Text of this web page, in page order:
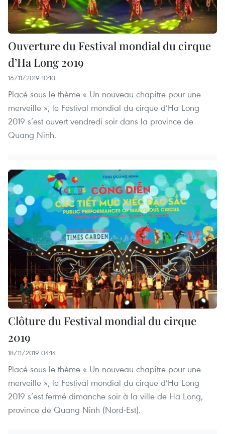
Ouverture du Festival mondial du cirque
d’Ha Long 2019
16/11/2019 10:10
Placé sous le thème « Un nouveau chapitre pour une
merveille », le Festival mondial du cirque d’Ha Long
2019 s’est ouvert vendredi soir dans la province de
Quang Ninh.
Clôture du Festival mondial du cirque
2019
18/11/2019 04:14
Placé sous le thème « Un nouveau chapitre pour une
merveille », le Festival mondial du cirque d’Ha Long
2019 s’est fermé dimanche soir à la ville de Ha Long,
province de Quang Ninh (Nord-Est).